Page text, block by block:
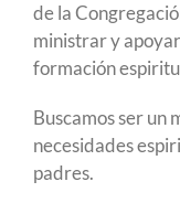
de la
ministrar y
formación
Buscamos ser un
necesidades
padres.